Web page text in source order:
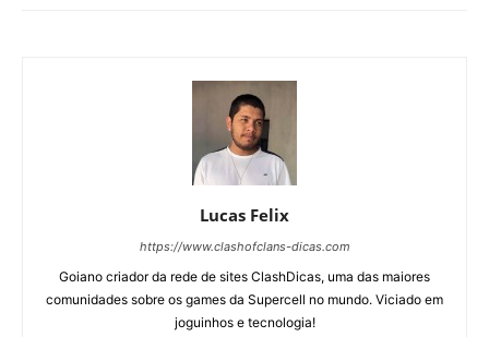
Lucas Felix
https://www.clashofclans-dicas.com
Goiano criador da rede de sites ClashDicas, uma das maiores
comunidades sobre os games da Supercell no mundo. Viciado em
joguinhos e tecnologia!